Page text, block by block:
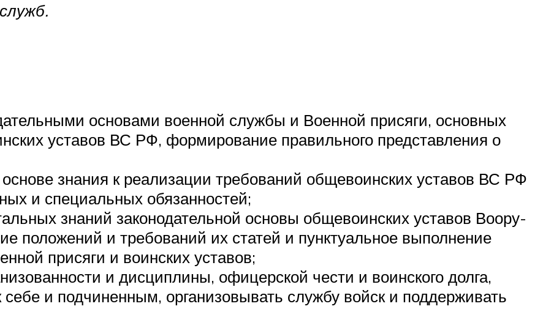
основами военной службы и Военной присяги, основных
уставов ВС РФ, формирование правильного представления о
знания к реализации требований общевоинских уставов ВС РФ
и специальных обязанностей;
знаний зако­нодательной основы общевоинских уставов Воору­
положений и требований их статей и пунктуальное выполнение
присяги и во­инских уставов;
и дисциплины, офицерской чести и воинского долга,
себе и подчиненным, организовывать службу войск и поддерживать